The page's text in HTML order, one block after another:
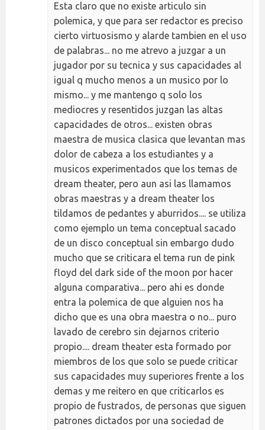
Esta claro que no existe articulo sin
polemica, y que para ser redactor es preciso
cierto virtuosismo y alarde tambien en el uso
de palabras... no me atrevo a juzgar a un
jugador por su tecnica y sus capacidades al
igual q mucho menos a un musico por lo
mismo... y me mantengo q solo los
mediocres y resentidos juzgan las altas
capacidades de otros... existen obras
maestra de musica clasica que levantan mas
dolor de cabeza a los estudiantes y a
musicos experimentados que los temas de
dream theater, pero aun asi las llamamos
obras maestras y a dream theater los
tildamos de pedantes y aburridos.... se utiliza
como ejemplo un tema conceptual sacado
de un disco conceptual sin embargo dudo
mucho que se criticara el tema run de pink
floyd del dark side of the moon por hacer
alguna comparativa... pero ahi es donde
entra la polemica de que alguien nos ha
dicho que es una obra maestra o no... puro
lavado de cerebro sin dejarnos criterio
propio.... dream theater esta formado por
miembros de los que solo se puede criticar
sus capacidades muy superiores frente a los
demas y me reitero en que criticarlos es
propio de fustrados, de personas que siguen
patrones dictados por una sociedad de